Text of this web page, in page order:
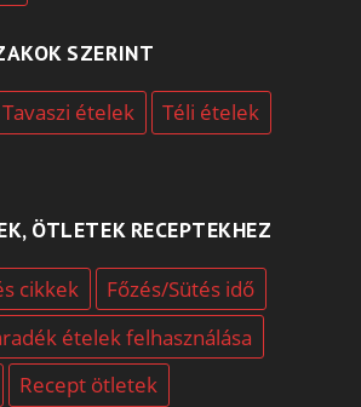
SZERINT
Tavaszi ételek
Téli ételek
ÖTLETEK RECEPTEKHEZ
cikkek
Főzés/Sütés idő
ételek felhasználása
Recept ötletek